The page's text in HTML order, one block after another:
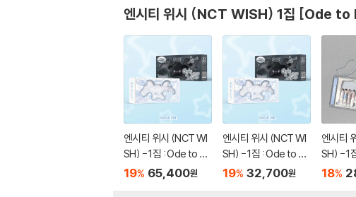
엔시티 위시 (NCT WISH) 1집 [Ode to
엔시티 위시 (NCT WI
SH) - 1집 : Ode to Lo
ve [WICHU Ver.](스
19% 65,400원
엔시티 위시 (NCT WI
SH) - 1집 : Ode to Lo
ve [WICHU Ver.](스
19% 32,700원
엔시티
SH) - 1
ve [Big
18%